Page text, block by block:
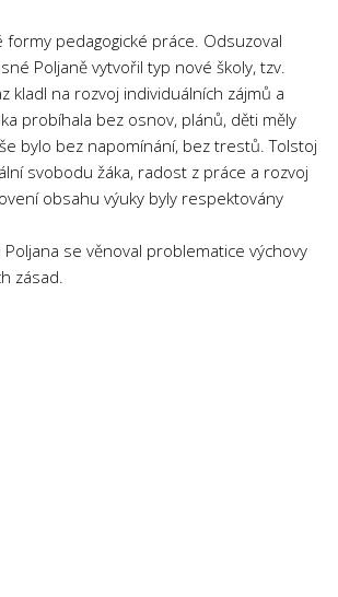
formy pedagogické práce. Odsuzoval
Poljaně vytvořil typ nové školy, tzv.
kladl na rozvoj individuálních zájmů a
probíhala bez osnov, plánů, děti měly
bylo bez napomínání, bez trestů. Tolstoj
svobodu žáka, radost z práce a rozvoj
obsahu výuky byly respektovány
Poljana se věnoval problematice výchovy
zásad.